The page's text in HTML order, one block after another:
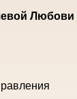
Любови